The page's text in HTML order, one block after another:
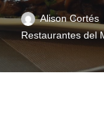
Alison Cortés
Restaurantes del